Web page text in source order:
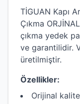
TİGUAN Kapı
Çıkma
çıkma yedek
ve garantilidir.
üretilmiştir.
Özellikler:
Orijinal kalite